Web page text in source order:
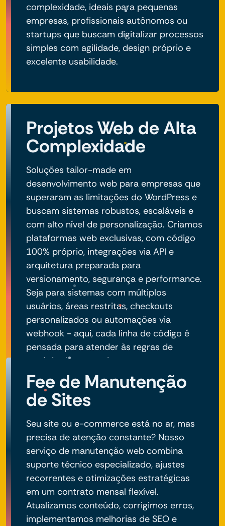
complexidade, ideais para pequenas
empresas, profissionais autônomos ou
startups que buscam digitalizar processos
simples com agilidade, design próprio e
excelente usabilidade.
Projetos Web de Alta
Complexidade
Soluções tailor-made em
desenvolvimento web para empresas que
superaram as limitações do WordPress e
buscam sistemas robustos, escaláveis e
com alto nível de personalização. Criamos
plataformas web exclusivas, com código
100% próprio, integrações via API e
arquitetura preparada para
versionamento, segurança e performance.
Seja para sistemas com múltiplos
usuários, áreas restritas, checkouts
personalizados ou automações via
webhook - aqui, cada linha de código é
pensada para atender às regras de
negócio do seu projeto.
Fee de Manutenção
de Sites
Seu site ou e-commerce está no ar, mas
precisa de atenção constante? Nosso
serviço de manutenção web combina
suporte técnico especializado, ajustes
recorrentes e otimizações estratégicas
em um contrato mensal flexível.
Atualizamos conteúdo, corrigimos erros,
implementamos melhorias de SEO e